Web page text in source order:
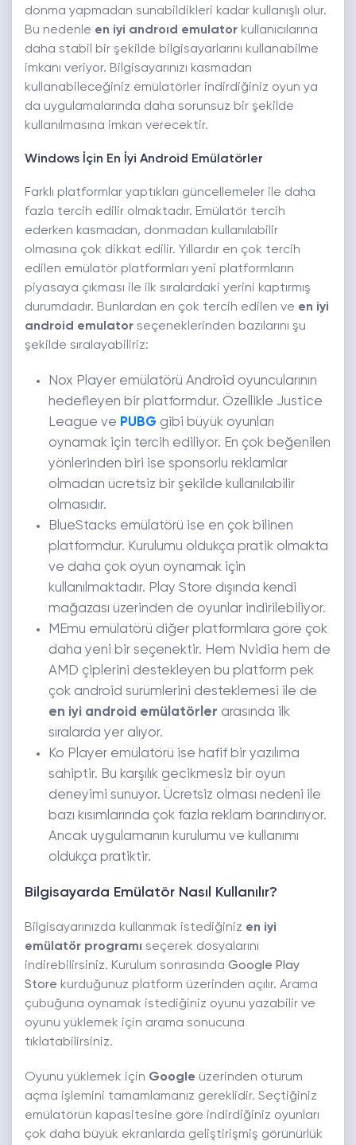
donma yapmadan sunabildikleri kadar kullanışlı olur.
Bu nedenle en iyi androıd emulator kullanıcılarına
daha stabil bir şekilde bilgisayarlarını kullanabilme
imkanı veriyor. Bilgisayarınızı kasmadan
kullanabileceğiniz emülatörler indirdiğiniz oyun ya
da uygulamalarında daha sorunsuz bir şekilde
kullanılmasına imkan verecektir.
Windows İçin En İyi Android Emülatörler
Farklı platformlar yaptıkları güncellemeler ile daha
fazla tercih edilir olmaktadır. Emülatör tercih
ederken kasmadan, donmadan kullanılabilir
olmasına çok dikkat edilir. Yıllardır en çok tercih
edilen emülatör platformları yeni platformların
piyasaya çıkması ile ilk sıralardaki yerini kaptırmış
durumdadır. Bunlardan en çok tercih edilen ve en iyi
android emulator seçeneklerinden bazılarını şu
şekilde sıralayabiliriz:
Nox Player emülatörü Android oyuncularının
hedefleyen bir platformdur. Özellikle Justice
League ve PUBG gibi büyük oyunları
oynamak için tercih ediliyor. En çok beğenilen
yönlerinden biri ise sponsorlu reklamlar
olmadan ücretsiz bir şekilde kullanılabilir
olmasıdır.
BlueStacks emülatörü ise en çok bilinen
platformdur. Kurulumu oldukça pratik olmakta
ve daha çok oyun oynamak için
kullanılmaktadır. Play Store dışında kendi
mağazası üzerinden de oyunlar indirilebiliyor.
MEmu emülatörü diğer platformlara göre çok
daha yeni bir seçenektir. Hem Nvidia hem de
AMD çiplerini destekleyen bu platform pek
çok android sürümlerini desteklemesi ile de
en iyi android emülatörler arasında ilk
sıralarda yer alıyor.
Ko Player emülatörü ise hafif bir yazılıma
sahiptir. Bu karşılık gecikmesiz bir oyun
deneyimi sunuyor. Ücretsiz olması nedeni ile
bazı kısımlarında çok fazla reklam barındırıyor.
Ancak uygulamanın kurulumu ve kullanımı
oldukça pratiktir.
Bilgisayarda Emülatör Nasıl Kullanılır?
Bilgisayarınızda kullanmak istediğiniz en iyi
emülatör programı seçerek dosyalarını
indirebilirsiniz. Kurulum sonrasında Google Play
Store kurduğunuz platform üzerinden açılır. Arama
çubuğuna oynamak istediğiniz oyunu yazabilir ve
oyunu yüklemek için arama sonucuna
tıklatabilirsiniz.
Oyunu yüklemek için Google üzerinden oturum
açma işlemini tamamlamanız gereklidir. Seçtiğiniz
emülatörün kapasitesine göre indirdiğiniz oyunları
çok daha büyük ekranlarda geliştirişmiş görünürlük